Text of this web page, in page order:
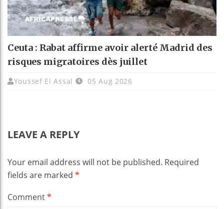
Ceuta : Rabat affirme avoir alerté Madrid des
risques migratoires dès juillet
Youssef El Assal 05 Aug 2026
LEAVE A REPLY
Your email address will not be published. Required
fields are marked *
Comment*